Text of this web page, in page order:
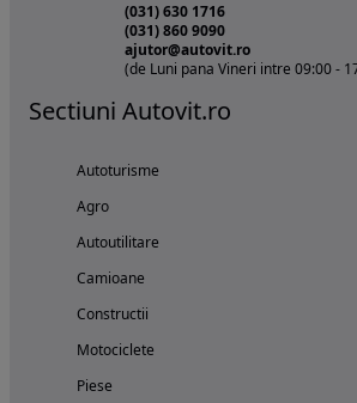
(031) 630 1716
(031) 860 9090
ajutor@autovit.ro
(de Luni pana Vineri intre 09:00 -
Sectiuni Autovit.ro
Autoturisme
Agro
Autoutilitare
Camioane
Constructii
Motociclete
Piese